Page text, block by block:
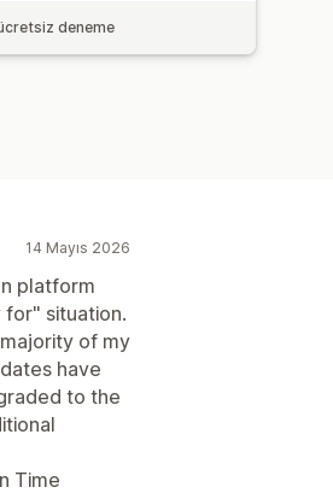
deneme
14 Mayıs 2026
platform
for" situation.
of my
have
to the
Time